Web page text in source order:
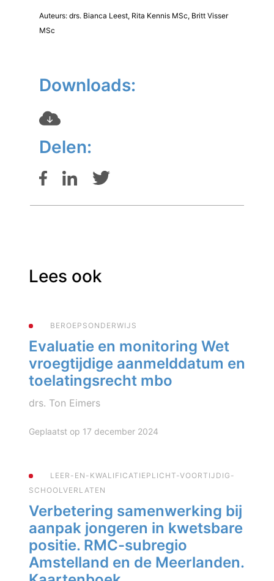
Auteurs: drs. Bianca Leest, Rita Kennis MSc, Britt Visser
MSc
Downloads:
Delen:
Lees ook
BEROEPSONDERWIJS
Evaluatie en monitoring Wet
vroegtijdige aanmelddatum en
toelatingsrecht mbo
drs. Ton Eimers
Geplaatst op 17 december 2024
LEER-EN-KWALIFICATIEPLICHT-VOORTIJDIG-
SCHOOLVERLATEN
Verbetering samenwerking bij
aanpak jongeren in kwetsbare
positie. RMC-subregio
Amstelland en de Meerlanden.